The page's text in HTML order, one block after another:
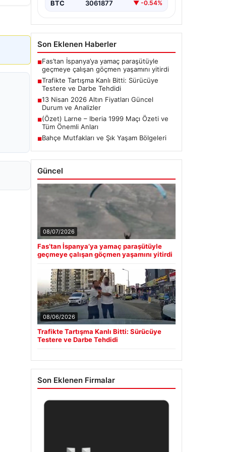
BTC 3061877 ▼ -0.54%
Son Eklenen Haberler
■Fas’tan İspanya’ya yamaç paraşütüyle
geçmeye çalışan göçmen yaşamını yitirdi
■Trafikte Tartışma Kanlı Bitti: Sürücüye
Testere ve Darbe Tehdidi
■13 Nisan 2026 Altın Fiyatları Güncel
Durum ve Analizler
■(Özet) Larne – Iberia 1999 Maçı Özeti ve
Tüm Önemli Anları
■Bahçe Mutfakları ve Şık Yaşam Bölgeleri
Güncel
08/07/2026
Fas’tan İspanya’ya yamaç paraşütüyle
geçmeye çalışan göçmen yaşamını yitirdi
08/06/2026
Trafikte Tartışma Kanlı Bitti: Sürücüye
Testere ve Darbe Tehdidi
Son Eklenen Firmalar